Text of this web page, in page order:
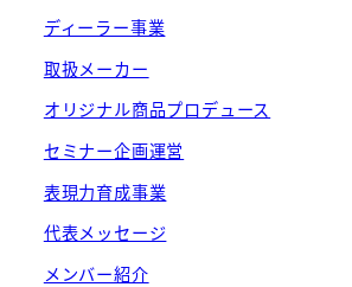
ディーラー事業
取扱メーカー
オリジナル商品プロデュース
セミナー企画運営
表現力育成事業
代表メッセージ
メンバー紹介